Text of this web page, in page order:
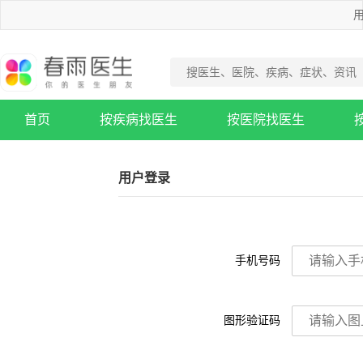
首页 按疾病找医生 按医院找医生
用户登录
手机号码
图形验证码